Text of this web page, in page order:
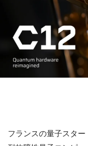
フランスの量子スター